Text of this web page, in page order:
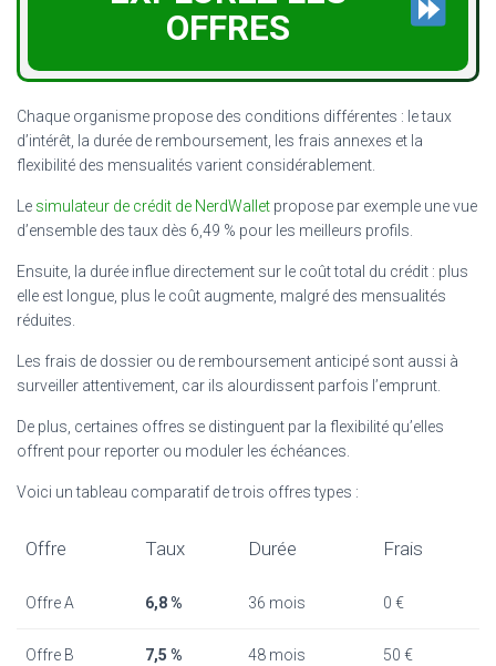
OFFRES
Chaque organisme propose des conditions différentes : le taux
d’intérêt, la durée de remboursement, les frais annexes et la
flexibilité des mensualités varient considérablement.
Le simulateur de crédit de NerdWallet propose par exemple une vue
d’ensemble des taux dès 6,49 % pour les meilleurs profils.
Ensuite, la durée influe directement sur le coût total du crédit : plus
elle est longue, plus le coût augmente, malgré des mensualités
réduites.
Les frais de dossier ou de remboursement anticipé sont aussi à
surveiller attentivement, car ils alourdissent parfois l’emprunt.
De plus, certaines offres se distinguent par la flexibilité qu’elles
offrent pour reporter ou moduler les échéances.
Voici un tableau comparatif de trois offres types :
Offre Taux Durée Frais
Offre A 6,8 % 36 mois 0 €
Offre B 7,5 % 48 mois 50 €